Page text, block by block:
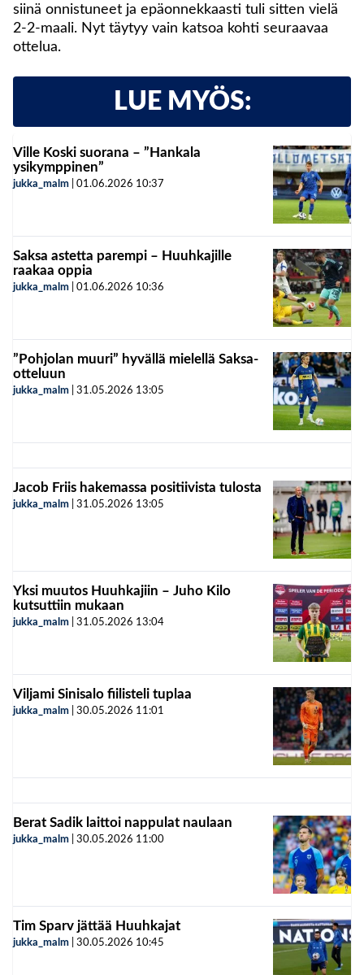
siinä onnistuneet ja epäonnekkaasti tuli sitten vielä
2-2-maali. Nyt täytyy vain katsoa kohti seuraavaa
ottelua.
LUE MYÖS:
Ville Koski suorana – ”Hankala
ysikymppinen”
jukka_malm 01.06.2026 10:37
Saksa astetta parempi – Huuhkajille
raakaa oppia
jukka_malm 01.06.2026 10:36
”Pohjolan muuri” hyvällä mielellä Saksa-
otteluun
jukka_malm 31.05.2026 13:05
Jacob Friis hakemassa positiivista tulosta
jukka_malm 31.05.2026 13:05
Yksi muutos Huuhkajiin – Juho Kilo
kutsuttiin mukaan
jukka_malm 31.05.2026 13:04
Viljami Sinisalo fiilisteli tuplaa
jukka_malm 30.05.2026 11:01
Berat Sadik laittoi nappulat naulaan
jukka_malm 30.05.2026 11:00
Tim Sparv jättää Huuhkajat
jukka_malm 30.05.2026 10:45